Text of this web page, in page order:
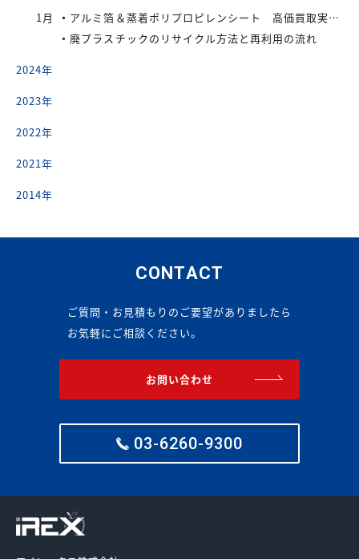
1月
アルミ箔＆蒸着ポリプロピレンシート 高価買取実施中
廃プラスチックのリサイクル方法と再利用の流れ
2024年
2023年
2022年
2021年
2014年
CONTACT
ご質問・お見積もりのご要望がありましたら
お気軽にご相談ください。
お問い合わせ
03-6260-9300